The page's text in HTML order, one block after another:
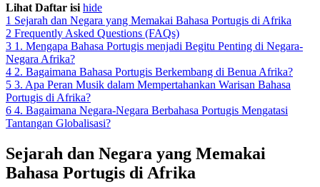
Lihat Daftar isi hide
1 Sejarah dan Negara yang Memakai Bahasa Portugis di Afrika
2 Frequently Asked Questions (FAQs)
3 1. Mengapa Bahasa Portugis menjadi Begitu Penting di Negara-
Negara Afrika?
4 2. Bagaimana Bahasa Portugis Berkembang di Benua Afrika?
5 3. Apa Peran Musik dalam Mempertahankan Warisan Bahasa
Portugis di Afrika?
6 4. Bagaimana Negara-Negara Berbahasa Portugis Mengatasi
Tantangan Globalisasi?
Sejarah dan Negara yang Memakai
Bahasa Portugis di Afrika